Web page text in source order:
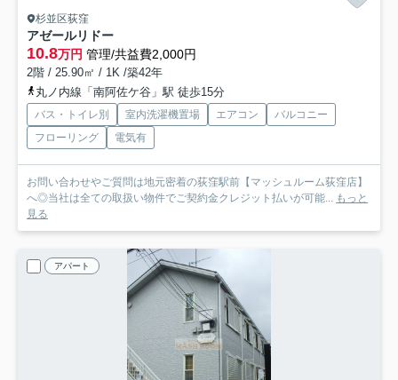
杉並区荻窪
アゼールリドー
10.8万円 管理/共益費2,000円
2階 / 25.90㎡ / 1K /築42年
丸ノ内線「南阿佐ケ谷」駅 徒歩15分
バス・トイレ別 室内洗濯機置場 エアコン
バルコニー
フローリング
電気有
お問い合わせやご質問は地元密着の荻窪駅前【マッシュルーム荻窪店】
へ◎当社は全ての取扱い物件でご契約金クレジット払いが可能... もっと
見る
アパート